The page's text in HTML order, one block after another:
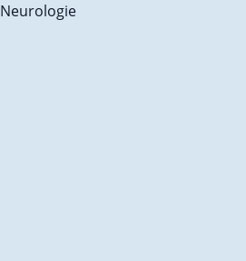
Neurologie